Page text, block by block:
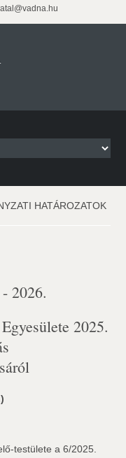
HATÁROZATOK
2026.
2025.
testülete a 6/2025.